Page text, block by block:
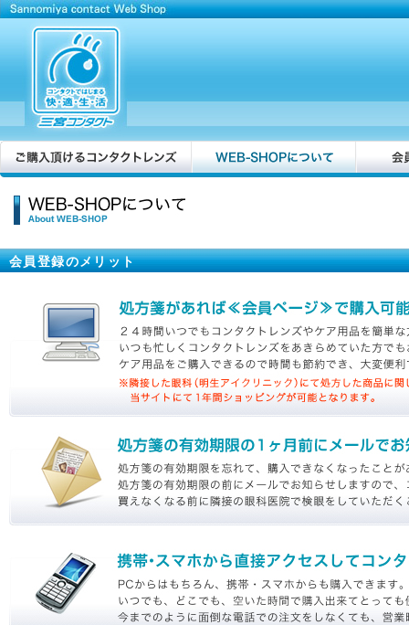
会員登録のメリット